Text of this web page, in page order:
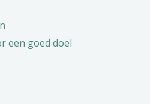
een goed doel